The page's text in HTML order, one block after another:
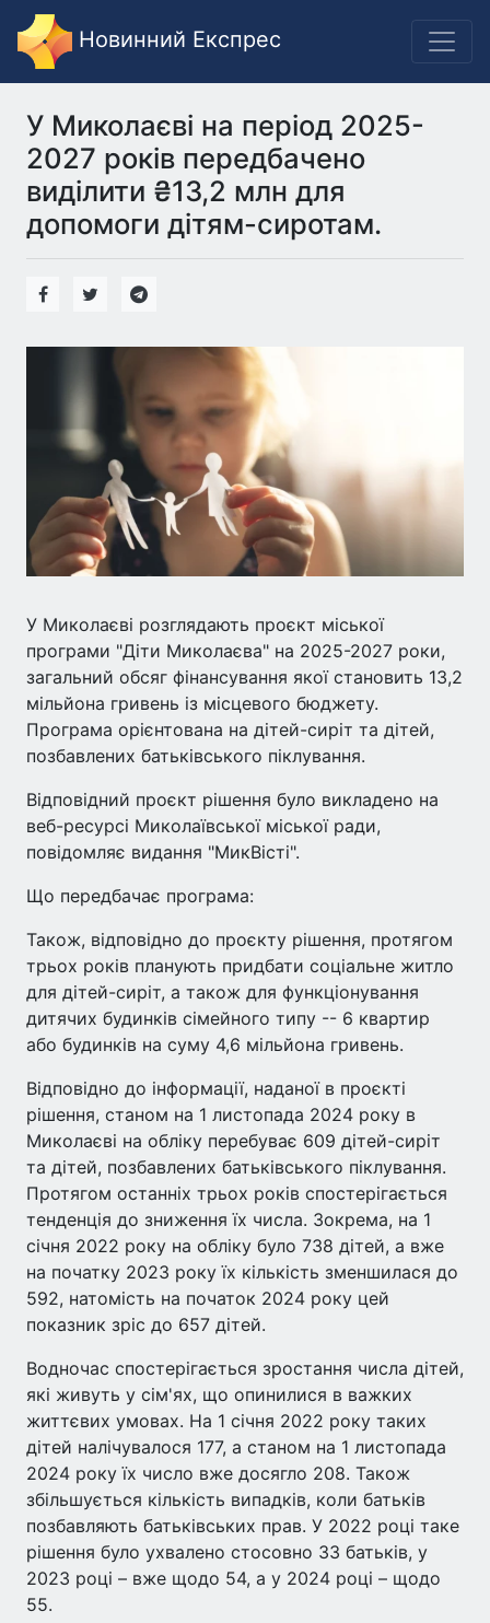
Новинний Експрес
У Миколаєві на період 2025-
2027 років передбачено
виділити ₴13,2 млн для
допомоги дітям-сиротам.
У Миколаєві розглядають проєкт міської
програми "Діти Миколаєва" на 2025-2027 роки,
загальний обсяг фінансування якої становить 13,2
мільйона гривень із місцевого бюджету.
Програма орієнтована на дітей-сиріт та дітей,
позбавлених батьківського піклування.
Відповідний проєкт рішення було викладено на
веб-ресурсі Миколаївської міської ради,
повідомляє видання "МикВісті".
Що передбачає програма:
Також, відповідно до проєкту рішення, протягом
трьох років планують придбати соціальне житло
для дітей-сиріт, а також для функціонування
дитячих будинків сімейного типу -- 6 квартир
або будинків на суму 4,6 мільйона гривень.
Відповідно до інформації, наданої в проєкті
рішення, станом на 1 листопада 2024 року в
Миколаєві на обліку перебуває 609 дітей-сиріт
та дітей, позбавлених батьківського піклування.
Протягом останніх трьох років спостерігається
тенденція до зниження їх числа. Зокрема, на 1
січня 2022 року на обліку було 738 дітей, а вже
на початку 2023 року їх кількість зменшилася до
592, натомість на початок 2024 року цей
показник зріс до 657 дітей.
Водночас спостерігається зростання числа дітей,
які живуть у сім'ях, що опинилися в важких
життєвих умовах. На 1 січня 2022 року таких
дітей налічувалося 177, а станом на 1 листопада
2024 року їх число вже досягло 208. Також
збільшується кількість випадків, коли батьків
позбавляють батьківських прав. У 2022 році таке
рішення було ухвалено стосовно 33 батьків, у
2023 році – вже щодо 54, а у 2024 році – щодо
55.